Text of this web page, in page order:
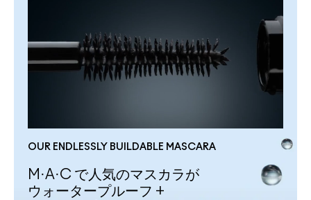
OUR ENDLESSLY BUILDABLE MASCARA
M·A·C で人気のマスカラが
ウォータープルーフ +